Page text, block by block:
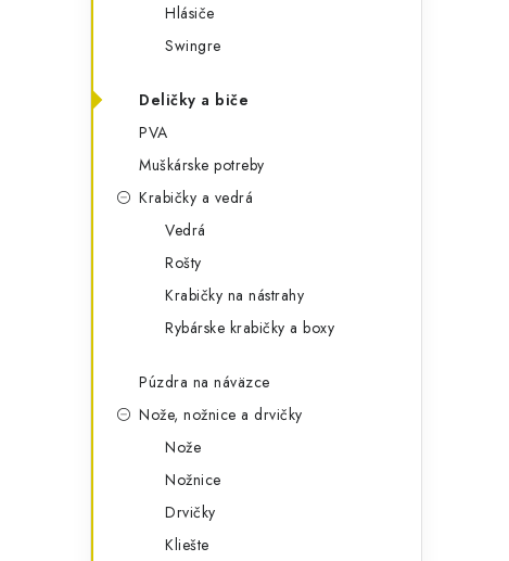
Hlásiče
Swingre
Deličky a biče
PVA
Muškárske potreby
Krabičky a vedrá
Vedrá
Rošty
Krabičky na nástrahy
Rybárske krabičky a boxy
Púzdra na náväzce
Nože, nožnice a drvičky
Nože
Nožnice
Drvičky
Kliešte